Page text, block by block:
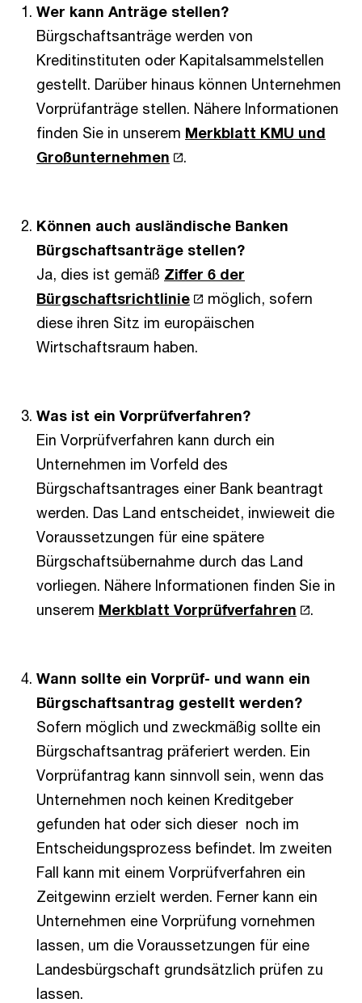
Wer kann Anträge stellen?
Bürgschaftsanträge werden von
Kreditinstituten oder Kapitalsammelstellen
gestellt. Darüber hinaus können Unternehmen
Vorprüfanträge stellen. Nähere Informationen
finden Sie in unserem Merkblatt KMU und
Großunternehmen
.
Können auch ausländische Banken
Bürgschaftsanträge stellen?
Ja, dies ist gemäß Ziffer 6 der
Bürgschaftsrichtlinie
möglich, sofern
diese ihren Sitz im europäischen
Wirtschaftsraum haben.
Was ist ein Vorprüfverfahren?
Ein Vorprüfverfahren kann durch ein
Unternehmen im Vorfeld des
Bürgschaftsantrages einer Bank beantragt
werden. Das Land entscheidet, inwieweit die
Voraussetzungen für eine spätere
Bürgschaftsübernahme durch das Land
vorliegen. Nähere Informationen finden Sie in
unserem Merkblatt Vorprüfverfahren .
Wann sollte ein Vorprüf- und wann ein
Bürgschaftsantrag gestellt werden?
Sofern möglich und zweckmäßig sollte ein
Bürgschaftsantrag präferiert werden. Ein
Vorprüfantrag kann sinnvoll sein, wenn das
Unternehmen noch keinen Kreditgeber
gefunden hat oder sich dieser noch im
Entscheidungsprozess befindet. Im zweiten
Fall kann mit einem Vorprüfverfahren ein
Zeitgewinn erzielt werden. Ferner kann ein
Unternehmen eine Vorprüfung vornehmen
lassen, um die Voraussetzungen für eine
Landesbürgschaft grundsätzlich prüfen zu
lassen.